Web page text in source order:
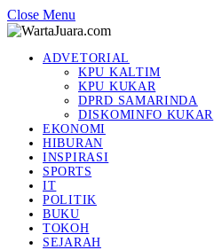
Close Menu
ADVETORIAL
KPU KALTIM
KPU KUKAR
DPRD SAMARINDA
DISKOMINFO KUKAR
EKONOMI
HIBURAN
INSPIRASI
SPORTS
IT
POLITIK
BUKU
TOKOH
SEJARAH